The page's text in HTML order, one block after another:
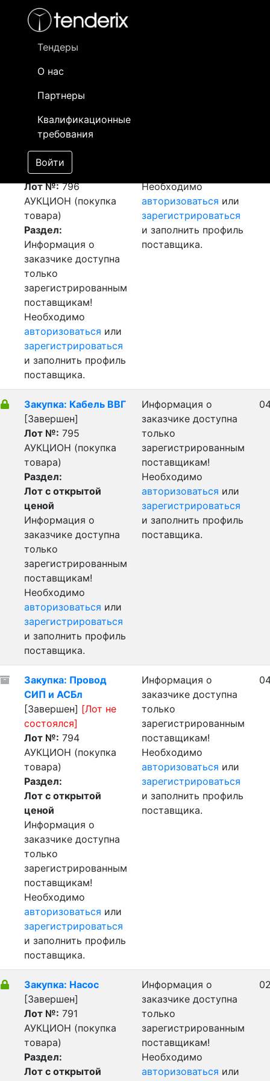
Тендеры
О нас
Партнеры
Квалификационные
требования
Войти
- активный лот
- сохраненный лот (не опубликован)
Комплект
измерительного
оборудования
[Завершен]
Победитель выбран
Лот №:796
АУКЦИОН (покупка
товара)
Раздел:
Информация о
заказчике доступна
только
зарегистрированным
поставщикам!
Необходимо
авторизоваться или
зарегистрироваться
и заполнить профиль
поставщика.
Необходимо
авторизоваться или
зарегистрироваться
и заполнить профиль
поставщика.
Закупка: Кабель ВВГ
[Завершен]
Лот №: 795
АУКЦИОН (покупка
товара)
Раздел:
Лот с открытой
ценой
Информация о
заказчике доступна
только
зарегистрированным
поставщикам!
Необходимо
авторизоваться или
зарегистрироваться
и заполнить профиль
поставщика.
Информация о
заказчике доступна
только
зарегистрированным
поставщикам!
Необходимо
авторизоваться или
зарегистрироваться
и заполнить профиль
поставщика.
Закупка: Провод
СИП и АСБл
[Завершен] [Лот не
состоялся]
Лот №: 794
АУКЦИОН (покупка
товара)
Раздел:
Лот с открытой
ценой
Информация о
заказчике доступна
только
зарегистрированным
поставщикам!
Необходимо
авторизоваться или
зарегистрироваться
и заполнить профиль
поставщика.
Информация о
заказчике доступна
только
зарегистрированным
поставщикам!
Необходимо
авторизоваться или
зарегистрироваться
и заполнить профиль
поставщика.
Закупка: Насос
[Завершен]
Лот №: 791
АУКЦИОН (покупка
товара)
Раздел:
Лот с открытой
Информация о
заказчике доступна
только
зарегистрированным
поставщикам!
Необходимо
авторизоваться или